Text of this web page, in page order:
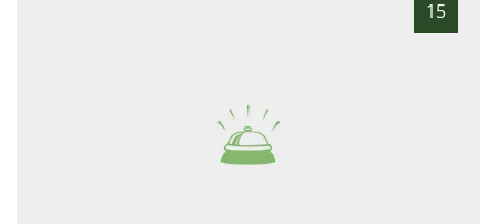
15